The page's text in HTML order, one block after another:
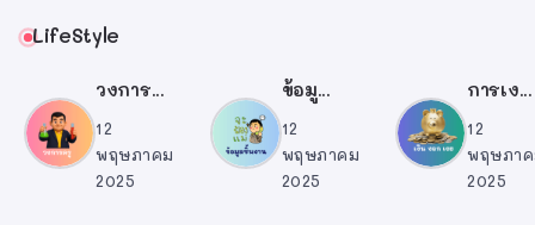
LifeStyle
วงการ...
12
พฤษภาคม
2025
ข้อมู...
12
พฤษภาคม
2025
การเง...
12
พฤษภา
2025